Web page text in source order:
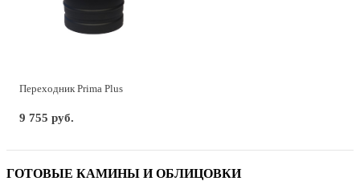
Переходник Prima Plus
9 755 руб.
ГОТОВЫЕ КАМИНЫ И ОБЛИЦОВКИ